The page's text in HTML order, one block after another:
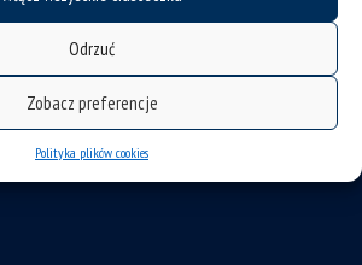
Odrzuć
Zobacz preferencje
Polityka plików cookies